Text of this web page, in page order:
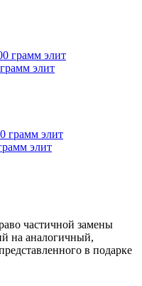
элит
элит
частичной замены
на аналогичный,
в подарке